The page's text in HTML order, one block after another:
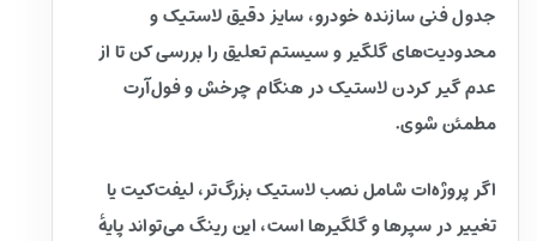
جدول فنی سازنده خودرو، سایز دقیق لاستیک و
محدودیت‌های گلگیر و سیستم تعلیق را بررسی کن تا از
عدم گیر کردن لاستیک در هنگام چرخش و فول‌آرت
مطمئن شوی.
اگر پروژه‌ات شامل نصب لاستیک بزرگ‌تر، لیفت‌کیت یا
تغییر در سپرها و گلگیرها است، این رینگ می‌تواند پایهٔ